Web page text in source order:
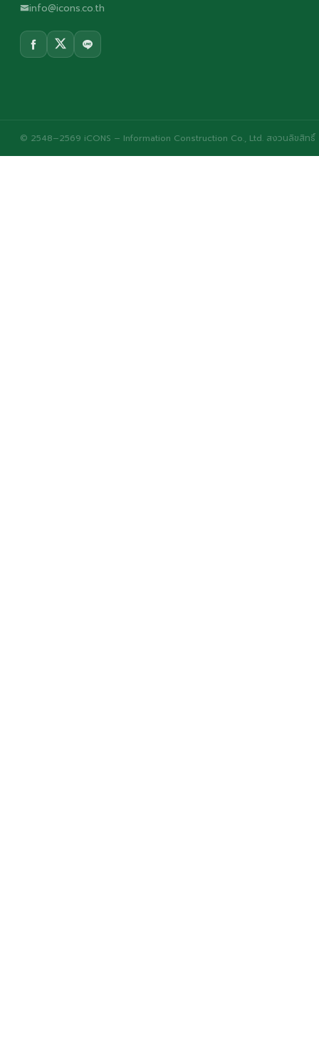
info@icons.co.th
© 2548–2569 iCONS – Information Construction Co., Ltd. สงวนลิขสิทธิ์